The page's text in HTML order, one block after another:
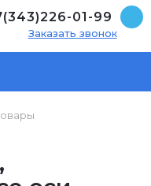
01-99
Заказать звонок